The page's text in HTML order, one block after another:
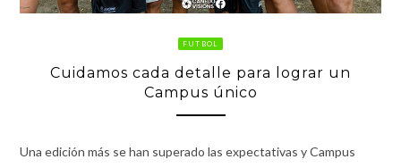
FUTBOL
Cuidamos cada detalle para lograr un
Campus único
Una edición más se han superado las expectativas y Campus